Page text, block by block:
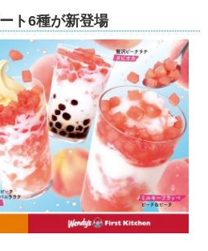
ト6種が新登場